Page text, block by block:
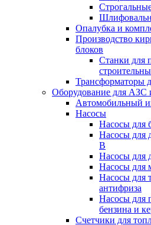
Опалубка и
Производство
блоков
Cтанки для
Трансформаторы
Оборудование для АЗС
Автомобильный
Насосы
Насосы для
Насосы для
В
Насосы для
Насосы для
Насосы для
антифриза
Насосы для
бензина и
Счетчики для